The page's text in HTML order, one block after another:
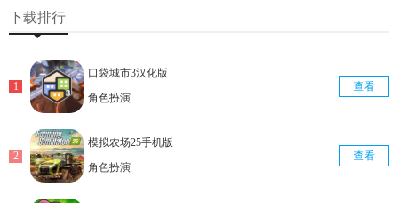
下载排行
口袋城市3汉化版
角色扮演
查看
模拟农场25手机版
角色扮演
查看